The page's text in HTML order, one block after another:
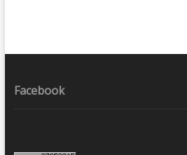
Facebook